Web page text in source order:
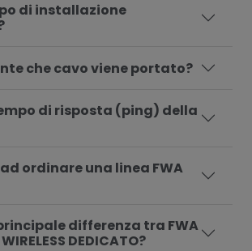
di installazione
che cavo viene portato?
di risposta (ping) della
ordinare una linea FWA
differenza tra FWA
DEDICATO?